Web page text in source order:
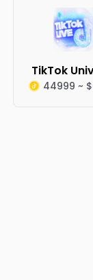
TikTok
44999 ~